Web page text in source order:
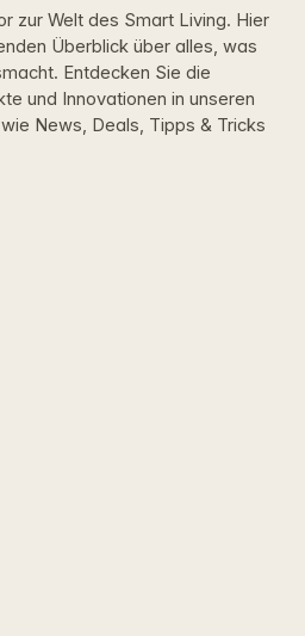
zur Welt des Smart Living. Hier
Überblick über alles, was
Entdecken Sie die
und Innovationen in unseren
News, Deals, Tipps & Tricks